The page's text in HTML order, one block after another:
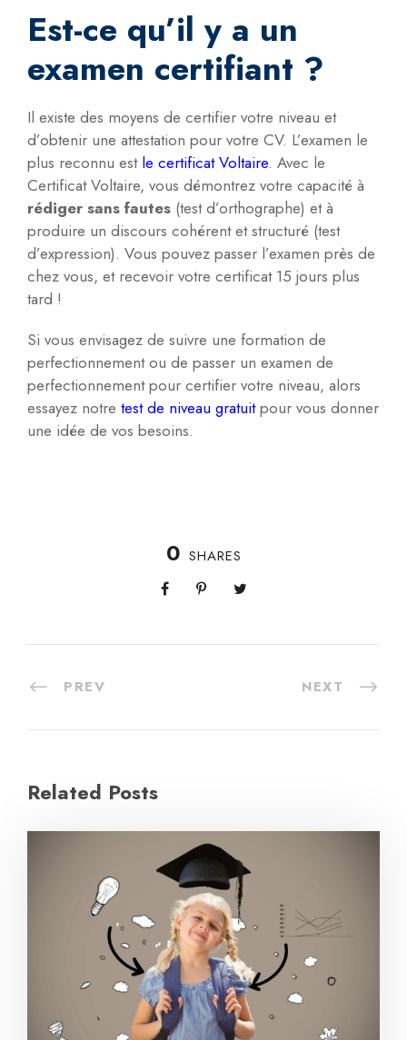
Est-ce qu’il y a un
examen certifiant ?
Il existe des moyens de certifier votre niveau et
d’obtenir une attestation pour votre CV. L’examen le
plus reconnu est le certificat Voltaire. Avec le
Certificat Voltaire, vous démontrez votre capacité à
rédiger sans fautes (test d’orthographe) et à
produire un discours cohérent et structuré (test
d’expression). Vous pouvez passer l’examen près de
chez vous, et recevoir votre certificat 15 jours plus
tard !
Si vous envisagez de suivre une formation de
perfectionnement ou de passer un examen de
perfectionnement pour certifier votre niveau, alors
essayez notre test de niveau gratuit pour vous donner
une idée de vos besoins.
0 SHARES
PREV NEXT
Related Posts